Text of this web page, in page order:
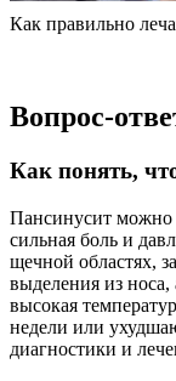
Как правильно
Вопрос-
Как понять,
Пансинусит можно
сильная боль и
щечной областях,
выделения из
высокая
недели или
диагностики и